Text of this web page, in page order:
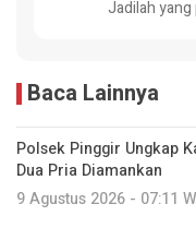
Jadilah
Baca Lainnya
Polsek Pinggir Ungkap
Dua Pria Diamankan
9 Agustus 2026 - 07:11